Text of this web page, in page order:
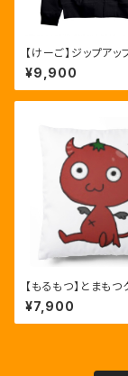
【けーご】ジップア
¥9,900
【もるもつ】とまもつ
¥7,900